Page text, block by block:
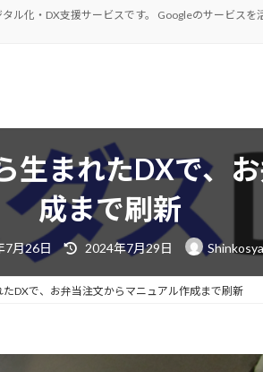
ル化・DX支援サービスです。 Googleのサービス
生まれたDXで、
成まで刷新
7月26日
最
終
新
日
2024年7月29日 Shinkosya
たDXで、お弁当注文からマニュアル作成まで刷新